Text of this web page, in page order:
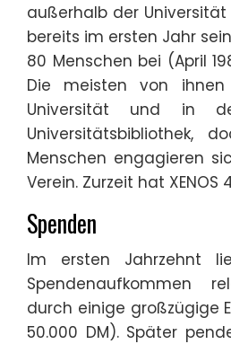
außerhalb der
bereits im ersten Jahr
80 Menschen bei (April
Die meisten von
Universität und in
Universitätsbibliothek,
Menschen engagieren
Verein. Zurzeit hat XENOS
Spenden
Im ersten Jahrzehnt
Spendenaufkommen
durch einige großzügige
50.000 DM). Später